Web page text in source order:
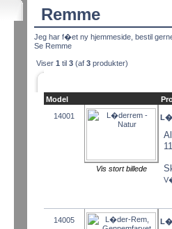
Remme
Jeg har f�et ny hjemmeside, bestil
Se Remme
Viser 1 til 3 (af 3 produkter)
Model
14001
Vis stort billede
14005